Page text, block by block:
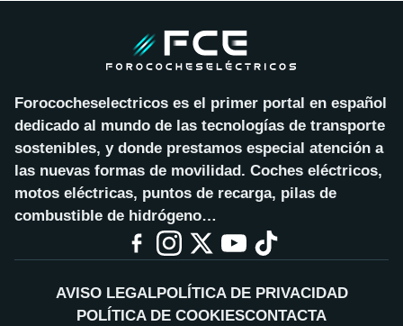
Forococheselectricos es el primer portal en español
dedicado al mundo de las tecnologías de transporte
sostenibles, y donde prestamos especial atención a
las nuevas formas de movilidad. Coches eléctricos,
motos eléctricas, puntos de recarga, pilas de
combustible de hidrógeno…
AVISO LEGALPOLÍTICA DE PRIVACIDAD
POLÍTICA DE COOKIESCONTACTA